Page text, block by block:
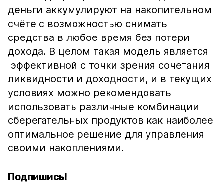
деньги аккумулируют на накопительном
счёте с возможностью снимать
средства в любое время без потери
дохода. В целом такая модель является
эффективной с точки зрения сочетания
ликвидности и доходности, и в текущих
условиях можно рекомендовать
использовать различные комбинации
сберегательных продуктов как наиболее
оптимальное решение для управления
своими накоплениями.
Подпишись!